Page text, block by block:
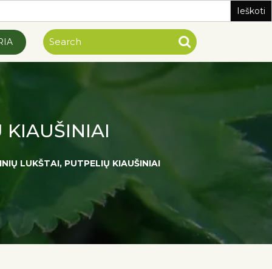
KIAUŠINIAI
LUKŠTAI, PUTPELIŲ KIAUŠINIAI